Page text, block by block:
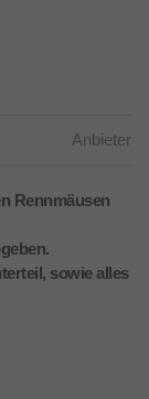
Anbieter
Rennmäusen
sowie alles